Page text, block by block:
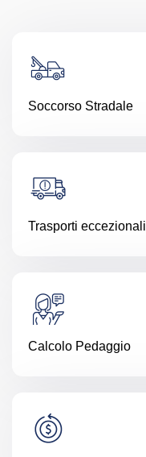
Soccorso Stradale
Trasporti eccezionali
Calcolo Pedaggio